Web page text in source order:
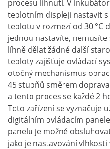
procesu líhnutí. V
teplotním displeji nastavit
teplotu v rozmezí od 30 °C
jednou nastavíte,
líhně dělat žádné další
teploty zajišťuje ovládací
otočný mechanismus
45 stupňů směrem
a tento proces se každé 2
Toto zařízení se vyznačuje
digitálním ovládacím
panelu je možné
jako je nastavování